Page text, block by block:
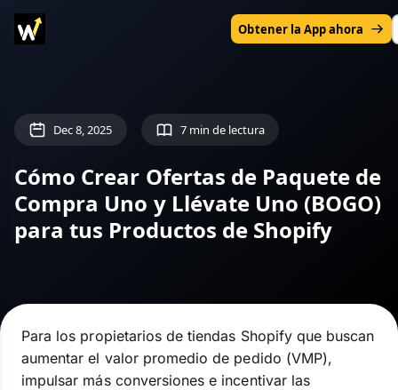
Obtener la App ahora
Dec 8, 2025 7 min de lectura
Cómo Crear Ofertas de Paquete de
Compra Uno y Llévate Uno (BOGO)
para tus Productos de Shopify
Para los propietarios de tiendas Shopify que buscan
aumentar el valor promedio de pedido (VMP),
impulsar más conversiones e incentivar las